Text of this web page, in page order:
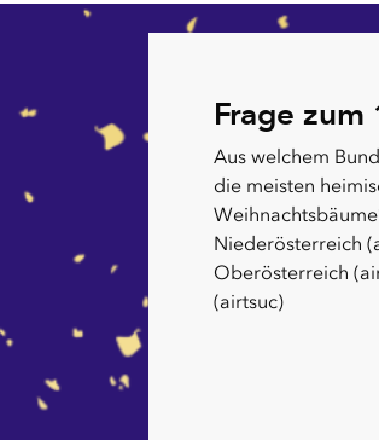
Frage zum
Aus welchem
die meisten
Niederösterreich
Oberösterreich
(airtsuc)